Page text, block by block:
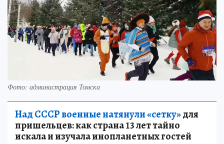
Фото: администрация Томска
Над СССР военные натянули «сетку»для
пришельцев: как страна 13 лет тайно
искала и изучала инопланетных гостей